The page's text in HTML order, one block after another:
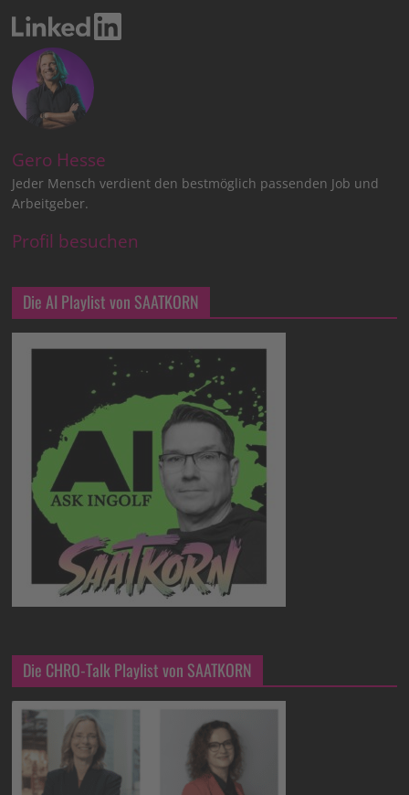
Gero Hesse
Jeder Mensch verdient den bestmöglich passenden Job und
Arbeitgeber.
Profil besuchen
Die AI Playlist von SAATKORN
Die CHRO-Talk Playlist von SAATKORN